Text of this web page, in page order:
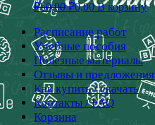
₽50,00 ₽0,00 В корзину
Расписание работ
Учебные пособия
Полезные материалы
Отзывы и предложения
Как купить / скачать
Контакты / FAQ
Корзина